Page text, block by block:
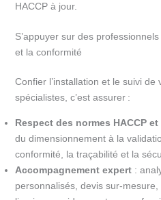
HACCP à jour.
S’appuyer sur des
et la conformité
Confier l’installation et le suivi
spécialistes, c’est assurer :
Respect des normes HACCP
du dimensionnement à la
conformité, la traçabilité et la
Accompagnement expert:
personnalisés, devis sur-